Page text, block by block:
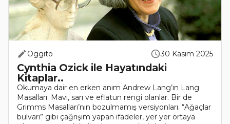
Oggito 30 Kasım 2025
Cynthia Ozick ile Hayatındaki
Kitaplar..
Okumaya dair en erken anım Andrew Lang’ın Lang
Masalları. Mavi, sarı ve eflatun rengi olanlar. Bir de
Grimms Masalları’nın bozulmamış versiyonları. “Ağaçlar
bulvarı” gibi çağrışım yapan ifadeler, yer yer ortaya